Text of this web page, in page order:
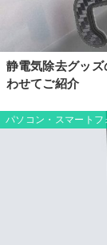
静電気除去グッ
わせてご紹介
パソコン・スマートフ